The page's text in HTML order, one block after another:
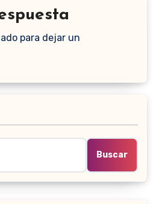
para dejar un
Buscar